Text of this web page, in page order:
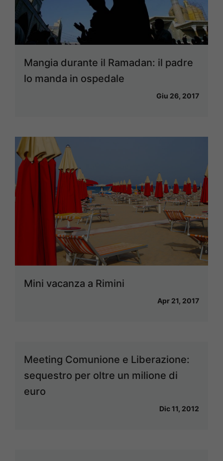
Mangia durante il Ramadan: il padre
lo manda in ospedale
Giu 26, 2017
Mini vacanza a Rimini
Apr 21, 2017
Meeting Comunione e Liberazione:
sequestro per oltre un milione di
euro
Dic 11, 2012